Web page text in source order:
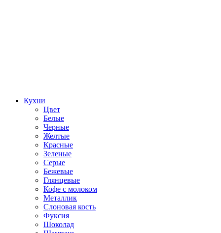
Кухни
Цвет
Белые
Черные
Желтые
Красные
Зеленые
Серые
Бежевые
Глянцевые
Кофе с молоком
Металлик
Слоновая кость
Фуксия
Шоколад